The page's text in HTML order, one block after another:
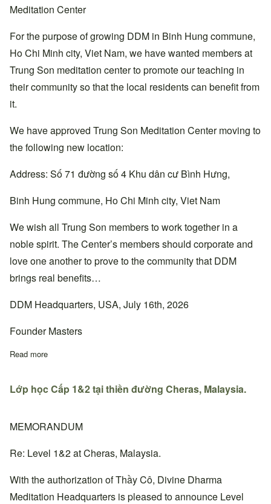
Meditation Center
For the purpose of growing DDM in Binh Hung commune,
Ho Chi Minh city, Viet Nam, we have wanted members at
Trung Son meditation center to promote our teaching in
their community so that the local residents can benefit from
it.
We have approved Trung Son Meditation Center moving to
the following new location:
Address: Số 71 đường số 4 Khu dân cư Bình Hưng,
Binh Hung commune, Ho Chi Minh city, Viet Nam
We wish all Trung Son members to work together in a
noble spirit. The Center’s members should corporate and
love one another to prove to the community that DDM
brings real benefits…
DDM Headquarters, USA, July 16th, 2026
Founder Masters
Read more
Lớp học Cấp 1&2 tại thiền đường Cheras, Malaysia.
MEMORANDUM
Re: Level 1&2 at Cheras, Malaysia.
With the authorization of Thầy Cô, Divine Dharma
Meditation Headquarters is pleased to announce Level